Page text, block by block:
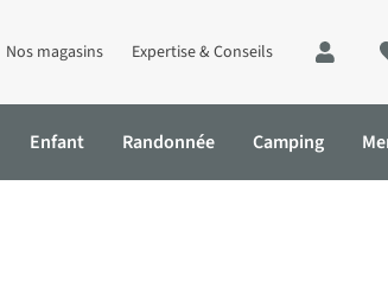
Nos magasins Expertise & Conseils
Enfant Randonnée Camping